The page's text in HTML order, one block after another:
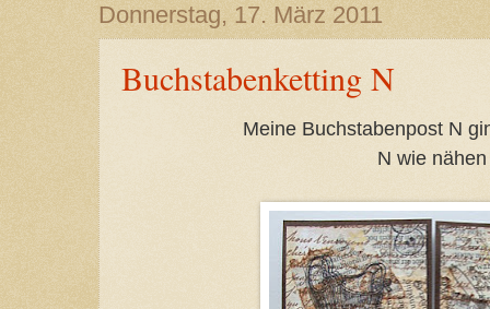
Donnerstag, 17. März 2011
Buchstabenketting N
Meine Buchstabenpost N
N wie nähen